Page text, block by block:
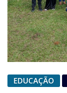
EDUCAÇÃO